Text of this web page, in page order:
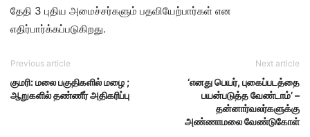
தேதி 3 புதிய அமைச்சர்களும் பதவியேற்பார்கள் என
எதிர்பார்க்கப்படுகிறது.
Previous article
குமரி: மலை பகுதிகளில் மழை ;
ஆறுகளில் தண்ணீர் அதிகரிப்பு
Next article
‘எனது பெயர், புகைப்படத்தை
பயன்படுத்த வேண்டாம்’ –
தன்னார்வலர்களுக்கு
அண்ணாமலை வேண்டுகோள்